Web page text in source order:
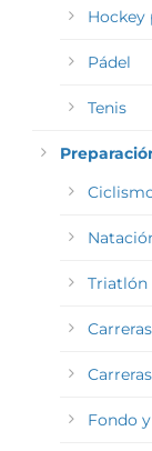
Hockey
Pádel
Tenis
Triatlón
Fondo